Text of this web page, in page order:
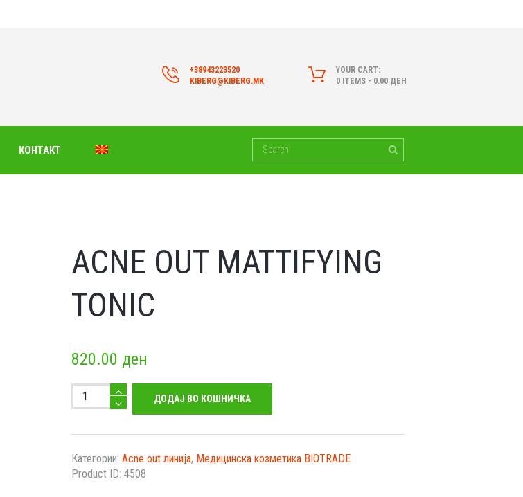
+38943223520
KIBERG@KIBERG.MK
YOUR CART:
0 ITEMS- 0.00 ДЕН
КОНТАКТ
ACNE OUT MATTIFYING
TONIC
820.00 ден
ACNE
OUT
TONIC
ДОДАЈ ВО КОШНИЧКА
Категории: Acne out линија, Медицинска козметика BIOTRADE
Product ID: 4508